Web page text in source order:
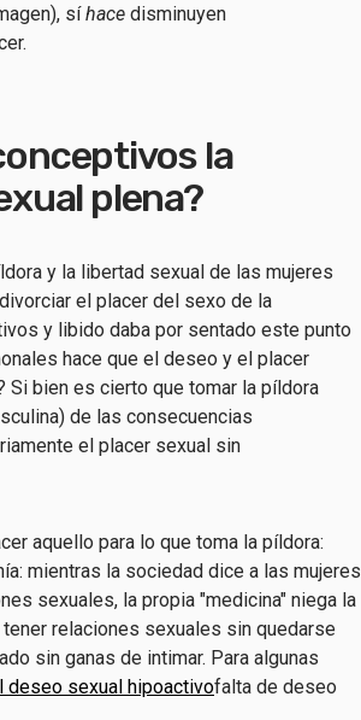
síhace disminuyen
la
plena?
y la libertad sexual de las mujeres
el placer del sexo de la
y libido daba por sentado este punto
hace que el deseo y el placer
Si bien es cierto que tomar la píldora
de las consecuencias
el placer sexual sin
aquello para lo que toma la píldora:
mientras la sociedad dice a las mujeres
sexuales, la propia "medicina" niega la
tener relaciones sexuales sin quedarse
sin ganas de intimar. Para algunas
deseo sexual hipoactivofalta de deseo